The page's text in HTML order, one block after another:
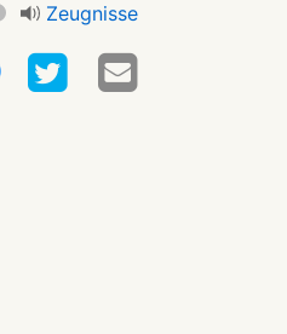
Zeugnisse